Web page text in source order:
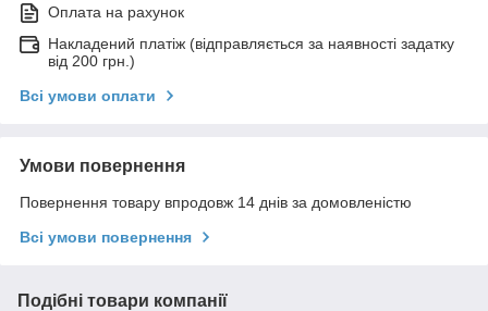
Оплата на рахунок
Накладений платіж (відправляється за наявності задатку
від 200 грн.)
Всі умови оплати
Умови повернення
Повернення товару впродовж 14 днів за домовленістю
Всі умови повернення
Подібні товари компанії